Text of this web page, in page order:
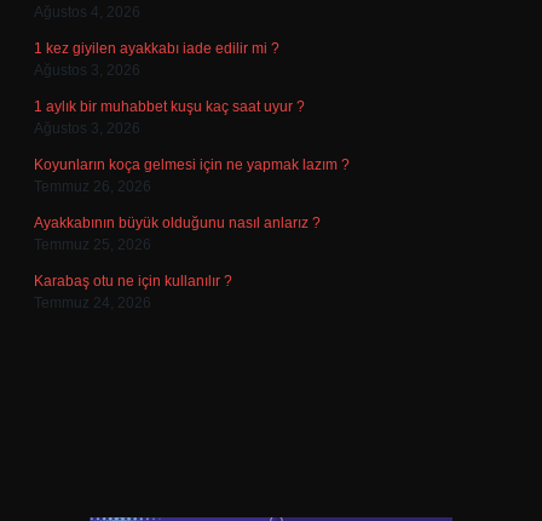
Ağustos 4, 2026
1 kez giyilen ayakkabı iade edilir mi ?
Ağustos 3, 2026
1 aylık bir muhabbet kuşu kaç saat uyur ?
Ağustos 3, 2026
Koyunların koça gelmesi için ne yapmak lazım ?
Temmuz 26, 2026
Ayakkabının büyük olduğunu nasıl anlarız ?
Temmuz 25, 2026
Karabaş otu ne için kullanılır ?
Temmuz 24, 2026